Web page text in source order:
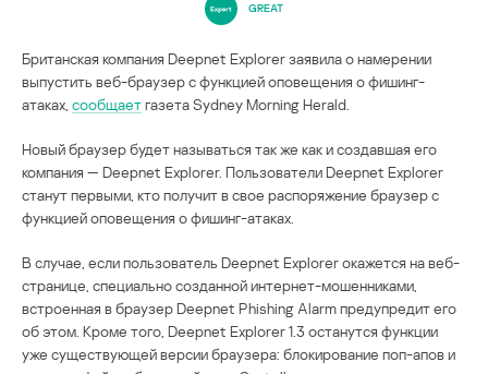
GREAT
Британская компания Deepnet Explorer заявила о намерении
выпустить веб-браузер с функцией оповещения о фишинг-
атаках, сообщаетгазета Sydney Morning Herald.
Новый браузер будет называться так же как и создавшая его
компания — Deepnet Explorer. Пользователи Deepnet Explorer
станут первыми, кто получит в свое распоряжение браузер с
функцией оповещения о фишинг-атаках.
В случае, если пользователь Deepnet Explorer окажется на веб-
странице, специально созданной интернет-мошенниками,
встроенная в браузер Deepnet Phishing Alarm предупредит его
об этом. Кроме того, Deepnet Explorer 1.3 останутся функции
уже существующей версии браузера: блокирование поп-апов и